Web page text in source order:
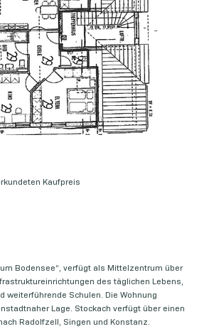
Bodensee“, verfügt als Mittelzentrum über
des täglichen Lebens,
weiterführende Schulen. Die Wohnung
Lage. Stockach verfügt über einen
Radolfzell, Singen und Konstanz.
Kaufpreis